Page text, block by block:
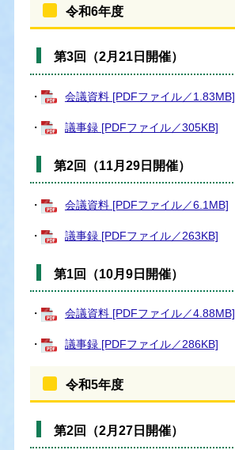
令和6年度
第3回（2月21日開催）
・ 会議資料 [PDFファイル／1.83MB]
・ 議事録 [PDFファイル／305KB]
第2回（11月29日開催）
・ 会議資料 [PDFファイル／6.1MB]
・ 議事録 [PDFファイル／263KB]
第1回（10月9日開催）
・ 会議資料 [PDFファイル／4.88MB]
・ 議事録 [PDFファイル／286KB]
令和5年度
第2回（2月27日開催）